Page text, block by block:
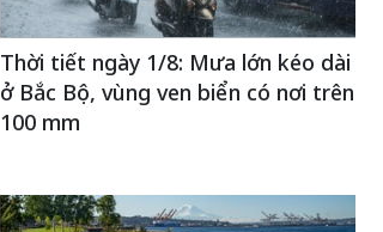
Thời tiết ngày 1/8: Mưa lớn kéo dài
ở Bắc Bộ, vùng ven biển có nơi trên
100 mm